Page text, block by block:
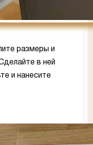
размеры и
в ней
и нанесите